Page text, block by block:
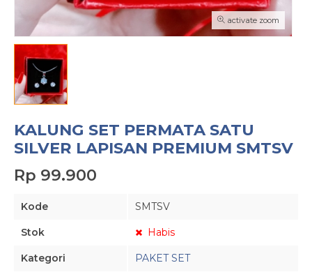
activate zoom
KALUNG SET PERMATA SATU
SILVER LAPISAN PREMIUM SMTSV
Rp 99.900
Kode SMTSV
Stok Habis
Kategori PAKET SET